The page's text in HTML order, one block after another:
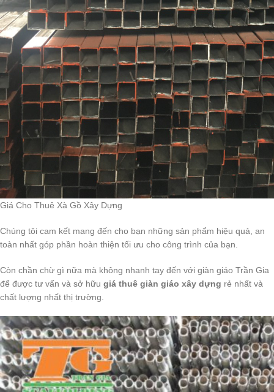
Giá Cho Thuê Xà Gồ Xây Dựng
Chúng tôi cam kết mang đến cho bạn những sản phẩm hiệu quả, an
toàn nhất góp phần hoàn thiện tối ưu cho công trình của bạn.
Còn chần chừ gì nữa mà không nhanh tay đến với giàn giáo Trần Gia
để được tư vấn và sở hữu giá thuê giàn giáo xây dựng rẻ nhất và
chất lượng nhất thị trường.